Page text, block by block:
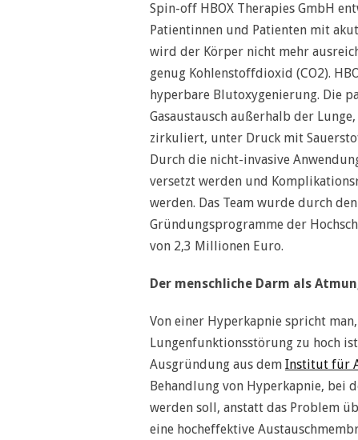
Spin-off HBOX Therapies GmbH
Patientinnen und Patienten mit
wird der Körper nicht mehr
genug Kohlenstoffdioxid (CO2).
hyperbare Blutoxygenierung. Die
Gasaustausch außerhalb der
zirkuliert, unter Druck mit
Durch die nicht-invasive
versetzt werden und
werden. Das Team wurde durch
Gründungsprogramme der
von 2,3 Millionen Euro.
Der menschliche Darm als
Von einer Hyperkapnie spricht
Lungenfunktionsstörung zu hoch
Ausgründung aus dem Institut für
Behandlung von Hyperkapnie, bei
werden soll, anstatt das Problem
eine hocheffektive